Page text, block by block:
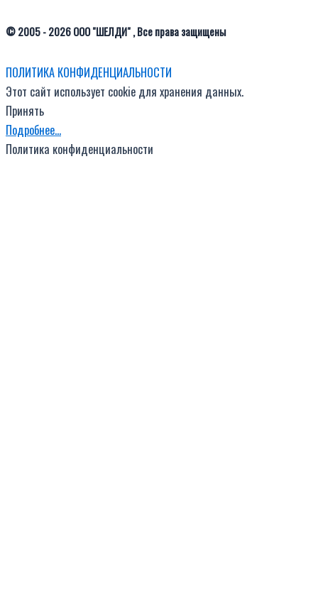
© 2005 - 2026 ООО "ШЕЛДИ" , Все права защищены
ПОЛИТИКА КОНФИДЕНЦИАЛЬНОСТИ
Этот сайт использует cookie для хранения данных.
Принять
Подробнее…
Политика конфиденциальности